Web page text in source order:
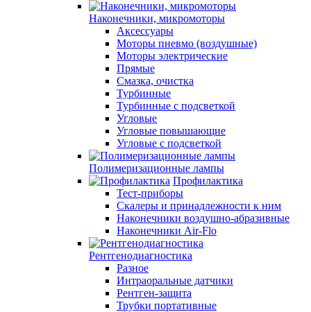
Наконечники, микромоторы
Аксессуары
Моторы пневмо (воздушные)
Моторы электрические
Прямые
Смазка, очистка
Турбинные
Турбинные с подсветкой
Угловые
Угловые повышающие
Угловые с подсветкой
Полимеризационные лампы
Профилактика
Тест-приборы
Скалеры и принадлежности к ним
Наконечники воздушно-абразивные
Наконечники Air-Flo
Рентгенодиагностика
Разное
Интраоральные датчики
Рентген-защита
Трубки портативные